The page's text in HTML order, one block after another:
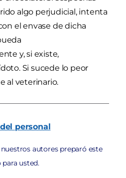
algo perjudicial, intenta
el envase de dicha
y, si existe,
Si sucede lo peor
al veterinario.
del personal
autores preparó este
usted.